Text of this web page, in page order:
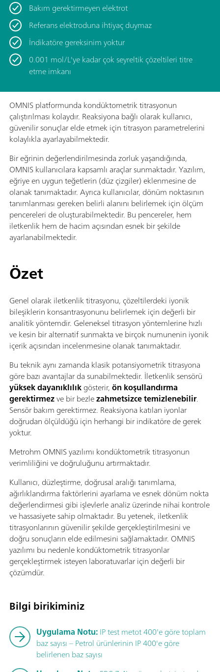
Bakım gerektirmeyen elektrot
Referans elektroduna ihtiyaç duymaz
İndikatöre gereksinim yoktur
0.001 mol/L'ye kadar çok seyreltik çözeltileri titre
etme imkanı
OMNIS platformunda kondüktometrik titrasyonun
çalıştırılması kolaydır. Reaksiyona bağlı olarak kullanıcı,
güvenilir sonuçlar elde etmek için titrasyon parametrelerini
kolaylıkla ayarlayabilmektedir.
Bir eğrinin değerlendirilmesinda zorluk yaşandığında,
OMNIS kullanıcılara kapsamlı araçlar sunmaktadır. Yazılım,
eğriye en uygun teğetlerin (düz çizgiler) eklenmesine de
olanak tanımaktadır. Ayrıca kullanıcılar, dönüm noktasının
tanımlanması gereken belirli alanını belirlemek için ölçüm
pencereleri de oluşturabilmektedir. Bu pencereler, hem
iletkenlik hem de hacim açısından esnek bir şekilde
ayarlanabilmektedir.
Özet
Genel olarak iletkenlik titrasyonu, çözeltilerdeki iyonik
bileşiklerin konsantrasyonunu belirlemek için değerli bir
analitik yöntemdir. Geleneksel titrasyon yöntemlerine hızlı
ve kesin bir alternatif sunmakta ve birçok numunenin iyonik
içerik açısından incelenmesine olanak tanımaktadır.
Bu teknik aynı zamanda klasik potansiyometrik titrasyona
göre bazı avantajlar da sunabilmektedir. İletkenlik sensörü
yüksek dayanıklılıkgösterir,ön koşullandırma
gerektirmezve bir bezlezahmetsizce temizlenebilir.
Sensör bakım gerektirmez. Reaksiyona katılan iyonlar
doğrudan ölçüldüğü için herhangi bir indikatöre de gerek
yoktur.
Metrohm OMNIS yazılımı kondüktometrik titrasyonun
verimliliğini ve doğruluğunu artırmaktadır.
Kullanıcı, düzleştirme, doğrusal aralığı tanımlama,
ağırlıklandırma faktörlerini ayarlama ve esnek dönüm nokta
değerlendirmesi gibi işlevlerle analiz üzerinde nihai kontrole
ve hassasiyete sahip olmaktadır. Bu yetenek, iletkenlik
titrasyonlarının güvenilir şekilde gerçekleştirilmesini ve
doğru sonuçların elde edilmesini sağlamaktadır. OMNIS
yazılımı bu nedenle kondüktometrik titrasyonlar
gerçekleştirmek isteyen laboratuvarlar için değerli bir
çözümdür.
Bilgi birikiminiz
Uygulama Notu:IP test metot 400'e göre toplam
baz sayısı – Petrol ürünlerinin IP 400'e göre
belirlenen baz sayısı